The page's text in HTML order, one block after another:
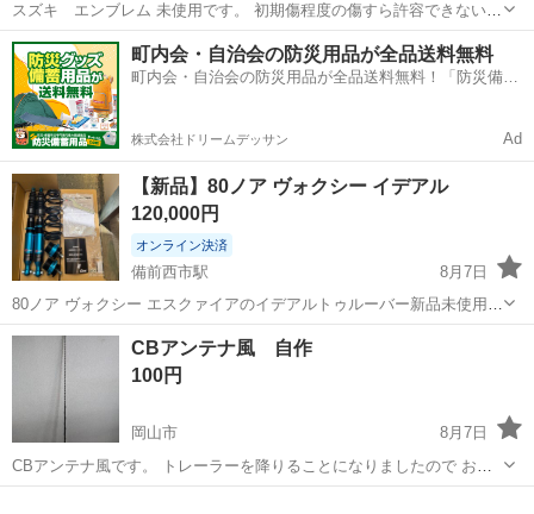
スズキ エンブレム 未使用です。 初期傷程度の傷すら許容できない神
経質な方には不向きです。
岡山 倉敷市 福井駅 外装、車外用品
町内会・自治会の防災用品が全品送料無料
町内会・自治会の防災用品が全品送料無料！「防災備蓄
株式会社ドリームデッサン Ad
【新品】80ノア ヴォクシー イデアル
120,000円
オンライン決済
備前西市駅
8月7日
80ノア ヴォクシー エスクァイアのイデアルトゥルーバー新品未使用で
す。 倉庫の場所とって邪魔なので。
岡山 岡山市 備前西市駅 外装、車外用品
CBアンテナ風 自作
100円
岡山市
8月7日
CBアンテナ風です。 トレーラーを降りることになりましたので お譲
り致します。 引き取り希望です。